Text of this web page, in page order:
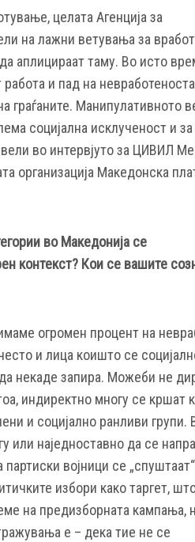
целата Агенција за
на лажни ветувања за
аплицираат таму. Во исто
и пад на
граѓаните. Манипулативното
социјална исклученост и за
во интервјуто за ЦИВИЛ
организација Македонска
во Македонија се
контекст? Кои се вашите
огромен процент на
и лица коишто се
некаде запира. Можеби не
индиректно многу се кршат
и социјално ранливи групи.
или наједноставно да се
војници се
избори како таргет,
на предизборната кампања,
е – дека тие не се